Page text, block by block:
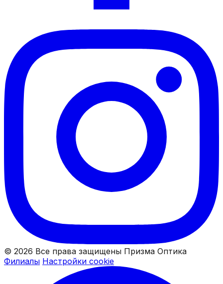
© 2026 Все права защищены Призма Оптика
Филиалы Настройки cookie